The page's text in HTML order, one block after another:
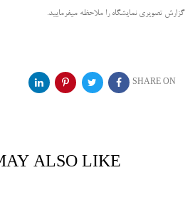
گزارش تصویری نمایشگاه را ملاحظه میفرمایید.
SHARE ON
ALSO LIKE